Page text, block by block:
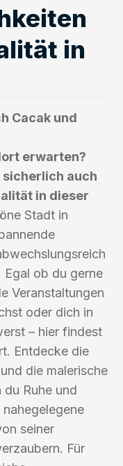
in
Cacak und
erwarten?
auch
in dieser
Stadt in
Egal ob du gerne
Veranstaltungen
oder dich in
– hier findest
Entdecke die
die malerische
Ruhe und
seiner
Für